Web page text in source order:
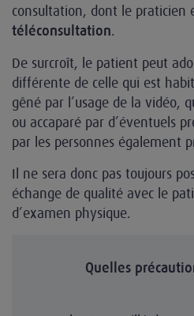
consultation, dont le praticien
téléconsultation.
De surcroît, le patient peut
différente de celle qui est
gêné par l’usage de la vidéo,
ou accaparé par d’éventuels
par les personnes également
Il ne sera donc pas toujours
échange de qualité avec le
d’examen physique.
Quelles